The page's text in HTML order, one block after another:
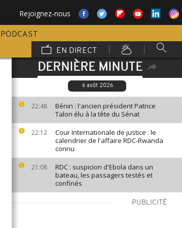
Rejoignez-nous
PODCAST
EN DIRECT
DERNIÈRE MINUTE
6 août 2026
22:48
Bénin : l'ancien président Patrice
Talon élu à la tête du Sénat
22:12
Cour Internationale de justice : le
calendrier de l'affaire RDC-Rwanda
connu
21:08
RDC : suspicion d'Ebola dans un
bateau, les passagers testés et
confinés
PUBLICITÉ